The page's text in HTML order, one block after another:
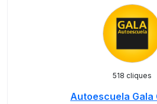
518 cliques
Autoescuela Gala